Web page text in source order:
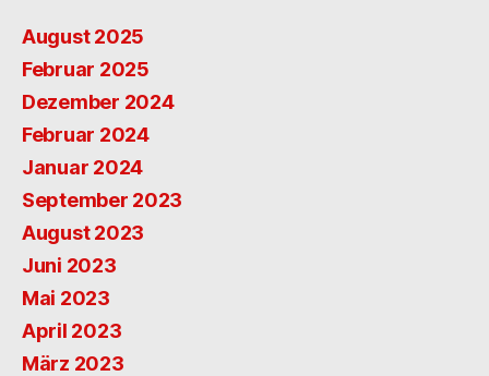
August 2025
Februar 2025
Dezember 2024
Februar 2024
Januar 2024
September 2023
August 2023
Juni 2023
Mai 2023
April 2023
März 2023